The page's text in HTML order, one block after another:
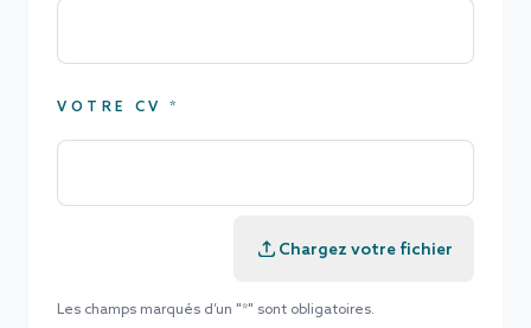
VOTRE CV *
Chargez votre fichier
Les champs marqués d’un "*" sont obligatoires.